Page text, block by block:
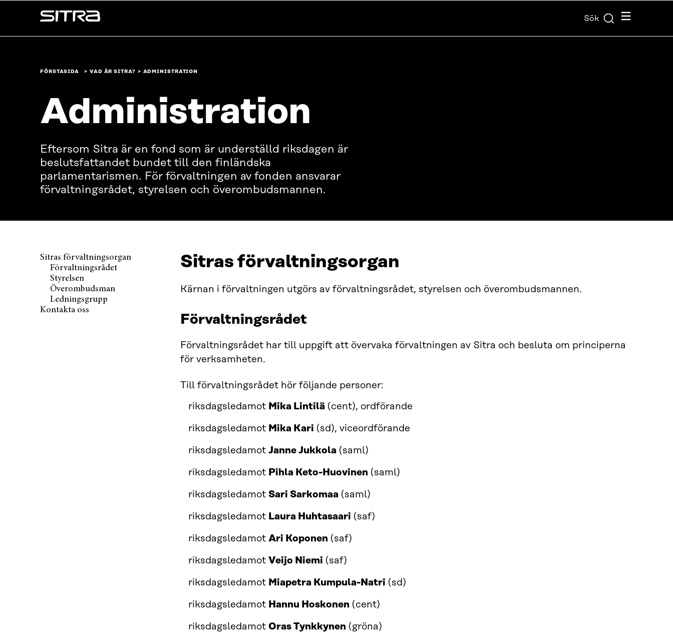
↓
Sitra Sök Meny
FÖRSTASIDA VAD ÄR SITRA? ADMINISTRATION
Administration
Eftersom Sitra är en fond som är underställd riksdagen är
beslutsfattandet bundet till den finländska
parlamentarismen. För förvaltningen av fonden ansvarar
förvaltningsrådet, styrelsen och överombudsmannen.
Sitras förvaltningsorgan
Förvaltningsrådet
Styrelsen
Överombudsman
Ledningsgrupp
Kontakta oss
Sitras förvaltningsorgan
Kärnan i förvaltningen utgörs av förvaltningsrådet, styrelsen och överombudsmannen.
Förvaltningsrådet
Förvaltningsrådet har till uppgift att övervaka förvaltningen av Sitra och besluta om principerna
för verksamheten.
Till förvaltningsrådet hör följande personer:
riksdagsledamot Mika Lintilä (cent), ordförande
riksdagsledamot Mika Kari (sd), viceordförande
riksdagsledamot Janne Jukkola (saml)
riksdagsledamot Pihla Keto-Huovinen (saml)
riksdagsledamot Sari Sarkomaa (saml)
riksdagsledamot Laura Huhtasaari (saf)
riksdagsledamot Ari Koponen (saf)
riksdagsledamot Veijo Niemi (saf)
riksdagsledamot Miapetra Kumpula-Natri (sd)
riksdagsledamot Hannu Hoskonen (cent)
riksdagsledamot Oras Tynkkynen (gröna)